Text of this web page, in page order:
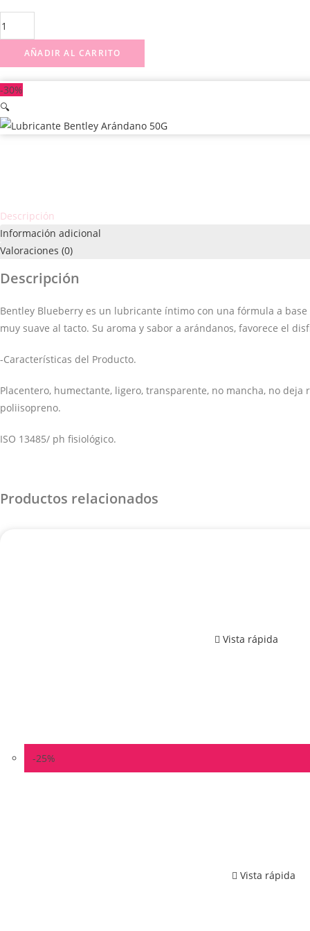
Lubricante
Bentley
Arándano
50G
cantidad
AÑADIR AL CARRITO
-30%
🔍
Descripción
Información adicional
Valoraciones (0)
Descripción
Bentley Blueberry es un lubricante íntimo con una fórmula a
muy suave al tacto. Su aroma y sabor a arándanos, favorece el
-Características del Producto.
Placentero, humectante, ligero, transparente, no mancha, no
poliisopreno.
ISO 13485/ ph fisiológico.
Productos relacionados
Vista rápida
-25%
Vista rápida